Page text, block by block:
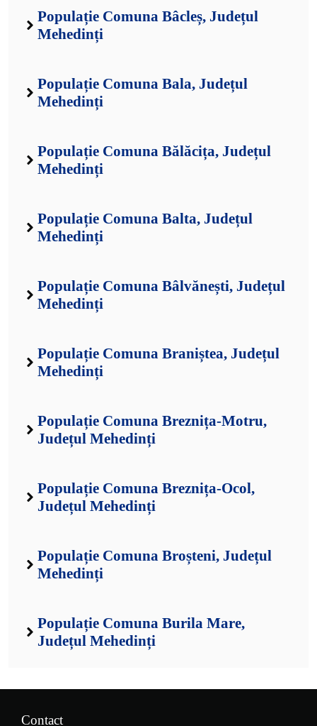
Populație Comuna Bâcleș, Județul
Mehedinți
Populație Comuna Bala, Județul
Mehedinți
Populație Comuna Bălăcița, Județul
Mehedinți
Populație Comuna Balta, Județul
Mehedinți
Populație Comuna Bâlvănești, Județul
Mehedinți
Populație Comuna Braniștea, Județul
Mehedinți
Populație Comuna Breznița-Motru,
Județul Mehedinți
Populație Comuna Breznița-Ocol,
Județul Mehedinți
Populație Comuna Broșteni, Județul
Mehedinți
Populație Comuna Burila Mare,
Județul Mehedinți
Contact